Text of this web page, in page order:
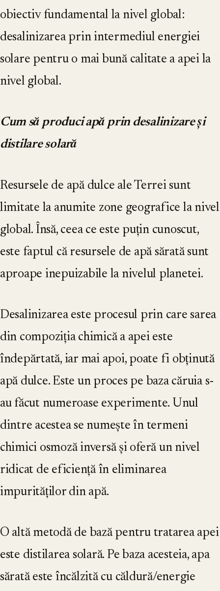
obiectiv fundamental la nivel global:
desalinizarea prin intermediul energiei
solare pentru o mai bună calitate a apei la
nivel global.
Cum să produci apă prin desalinizare și
distilare solară
Resursele de apă dulce ale Terrei sunt
limitate la anumite zone geografice la nivel
global. Însă, ceea ce este puțin cunoscut,
este faptul că resursele de apă sărată sunt
aproape inepuizabile la nivelul planetei.
Desalinizarea este procesul prin care sarea
din compoziția chimică a apei este
îndepărtată, iar mai apoi, poate fi obținută
apă dulce. Este un proces pe baza căruia s-
au făcut numeroase experimente. Unul
dintre acestea se numește în termeni
chimici osmoză inversă și oferă un nivel
ridicat de eficiență în eliminarea
impurităților din apă.
O altă metodă de bază pentru tratarea apei
este distilarea solară. Pe baza acesteia, apa
sărată este încălzită cu căldură/energie